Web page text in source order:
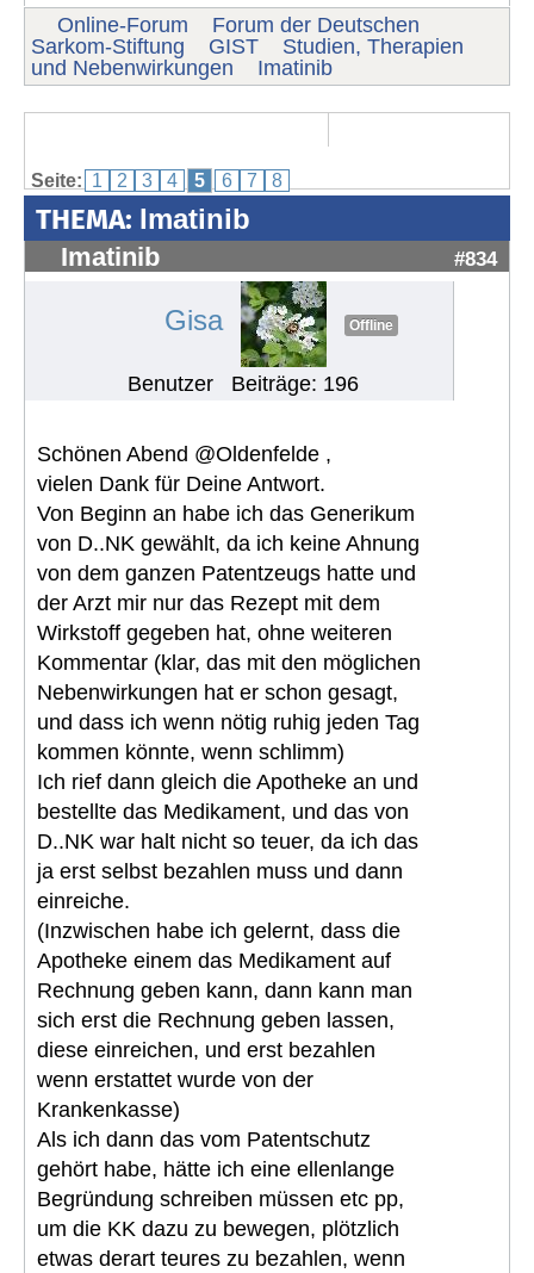
Online-Forum
Forum der Deutschen
Sarkom-Stiftung
GIST
Studien, Therapien
und Nebenwirkungen
Imatinib
Seite: 1 2 3 4 5 6 7 8
THEMA: Imatinib
Imatinib #834
Gisa Offline
Benutzer Beiträge: 196
Schönen Abend @Oldenfelde ,
vielen Dank für Deine Antwort.
Von Beginn an habe ich das Generikum
von D..NK gewählt, da ich keine Ahnung
von dem ganzen Patentzeugs hatte und
der Arzt mir nur das Rezept mit dem
Wirkstoff gegeben hat, ohne weiteren
Kommentar (klar, das mit den möglichen
Nebenwirkungen hat er schon gesagt,
und dass ich wenn nötig ruhig jeden Tag
kommen könnte, wenn schlimm)
Ich rief dann gleich die Apotheke an und
bestellte das Medikament, und das von
D..NK war halt nicht so teuer, da ich das
ja erst selbst bezahlen muss und dann
einreiche.
(Inzwischen habe ich gelernt, dass die
Apotheke einem das Medikament auf
Rechnung geben kann, dann kann man
sich erst die Rechnung geben lassen,
diese einreichen, und erst bezahlen
wenn erstattet wurde von der
Krankenkasse)
Als ich dann das vom Patentschutz
gehört habe, hätte ich eine ellenlange
Begründung schreiben müssen etc pp,
um die KK dazu zu bewegen, plötzlich
etwas derart teures zu bezahlen, wenn